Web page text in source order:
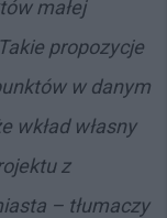
małej
propozycje
w danym
wkład własny
z
– tłumaczy